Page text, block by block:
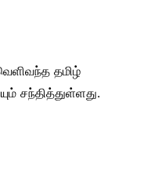
தமிழ்
சந்தித்துள்ளது.